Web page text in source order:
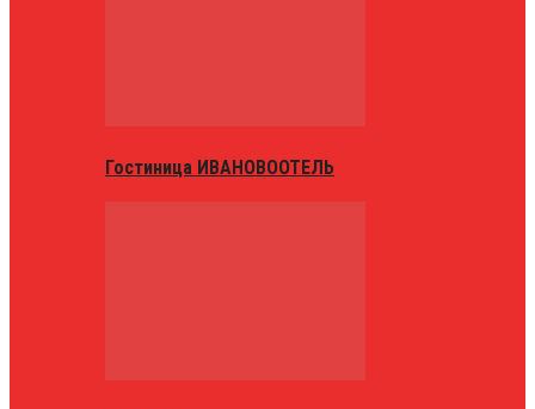
Гостиница ИВАНОВООТЕЛЬ